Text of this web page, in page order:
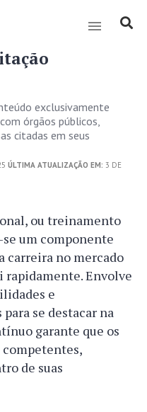
exclusivamente
órgãos públicos,
citadas em seus
ÚLTIMA ATUALIZAÇÃO EM: 3 DE
ou treinamento
um componente
carreira no mercado
rapidamente. Envolve
e
se destacar na
garante que os
competentes,
de suas